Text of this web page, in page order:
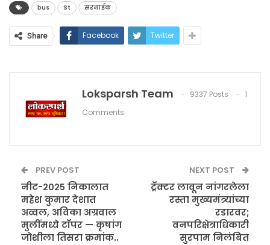
bus St सरनाईक
Share Facebook Twitter
Loksparsh Team 9337 Posts
1
Comments
PREV POST
नीट-२०२५ निकालात
महेश कुमार देशात
अव्वल, अविका अग्रवाल
मुलींमध्ये टॉपर — कृषांग
जोशीला तिसरा क्रमांक..
NEXT POST
ट्रॅक्टर लावून नांगरलेला
रस्ता मुख्यमंत्र्यांच्या
रडारवर;
वनपरिक्षेत्राधिकारी
सुरपाम निलंबित